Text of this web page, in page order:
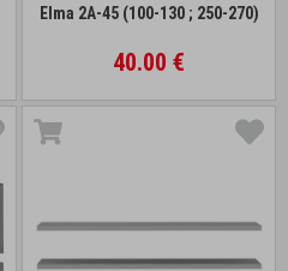
Elma 2A-45 (100-130 ; 250-270)
40.00 €